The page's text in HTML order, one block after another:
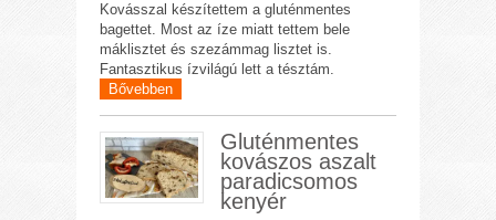
Kovásszal készítettem a gluténmentes
bagettet. Most az íze miatt tettem bele
máklisztet és szezámmag lisztet is.
Fantasztikus ízvilágú lett a tésztám.
Bővebben
Gluténmentes
kovászos aszalt
paradicsomos
kenyér